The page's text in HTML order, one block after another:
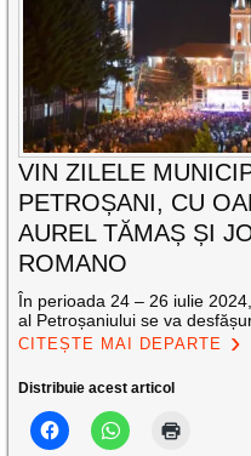
VIN ZILELE
PETROȘANI, CU
AUREL TĂMAȘ ȘI
ROMANO
În perioada 24 – 26 iulie
al Petroșaniului se va
CITEȘTE MAI DEPARTE
Distribuie acest articol